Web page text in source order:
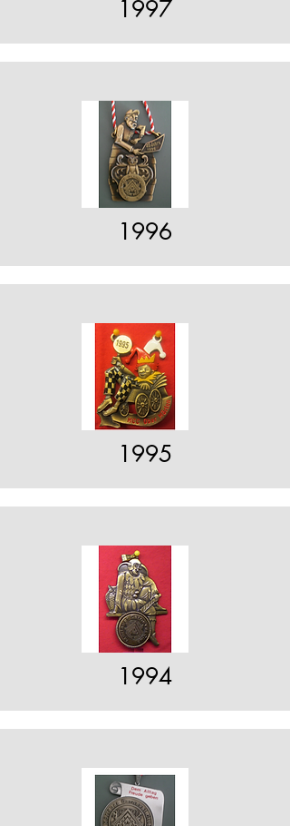
1997
1996
1995
1994